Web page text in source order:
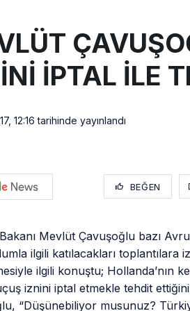
18:40 SunExpress
İstanbul
İPTAL İLE
12:16 tarihinde yayınlandı
BEĞEN
Bakanı Mevlüt Çavuşoğlu bazı
ilgili katılacakları toplantılara
ilgili konuştu; Hollanda’nın
iznini iptal etmekle tehdit ettiğini
“Düşünebiliyor musunuz?